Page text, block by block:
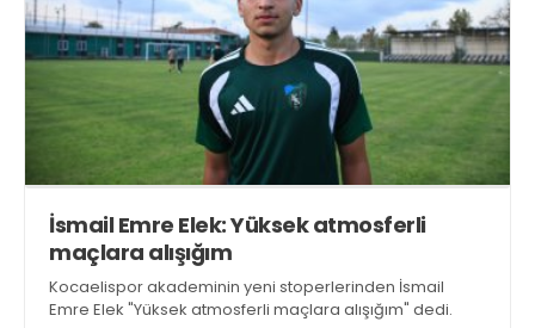
İsmail Emre Elek: Yüksek atmosferli
maçlara alışığım
Kocaelispor akademinin yeni stoperlerinden İsmail
Emre Elek "Yüksek atmosferli maçlara alışığım" dedi.